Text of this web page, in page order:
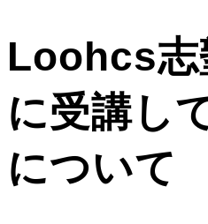
Loohcs志
に受講し
について